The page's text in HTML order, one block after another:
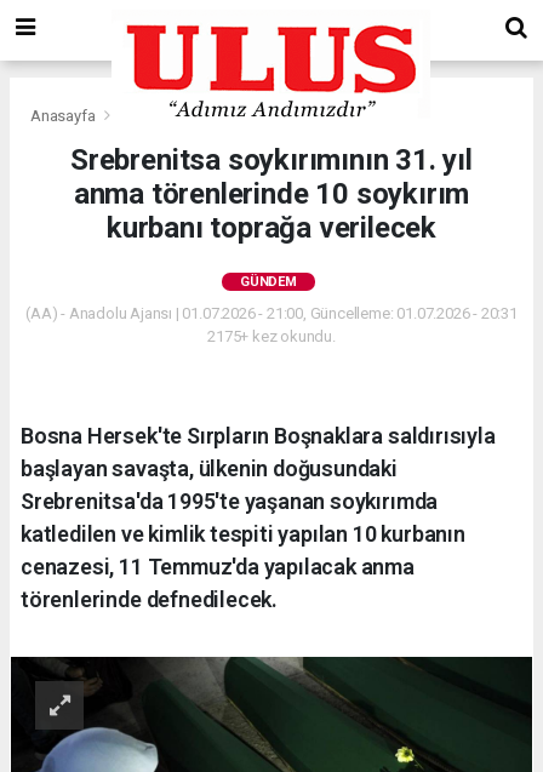
Anasayfa Gündem
Srebrenitsa soykırımının 31. yıl
anma törenlerinde 10 soykırım
kurbanı toprağa verilecek
GÜNDEM
(AA) - Anadolu Ajansı | 01.07.2026 - 21:00, Güncelleme: 01.07.2026 - 20:31
2175+ kez okundu.
Bosna Hersek'te Sırpların Boşnaklara saldırısıyla
başlayan savaşta, ülkenin doğusundaki
Srebrenitsa'da 1995'te yaşanan soykırımda
katledilen ve kimlik tespiti yapılan 10 kurbanın
cenazesi, 11 Temmuz'da yapılacak anma
törenlerinde defnedilecek.